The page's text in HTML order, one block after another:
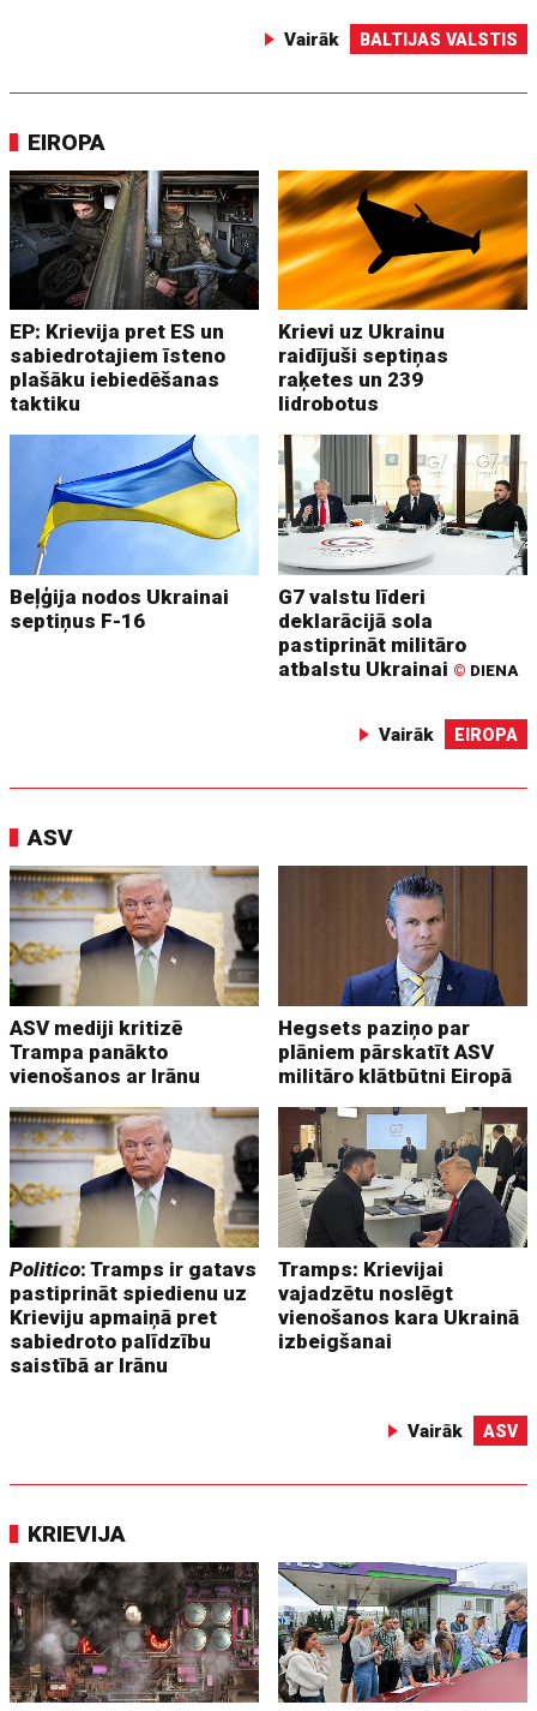
Vairāk BALTIJAS VALSTIS
EIROPA
EP: Krievija pret ES un
sabiedrotajiem īsteno
plašāku iebiedēšanas
taktiku
Krievi uz Ukrainu
raidījuši septiņas
raķetes un 239
lidrobotus
Beļģija nodos Ukrainai
septiņus F-16
G7 valstu līderi
deklarācijā sola
pastiprināt militāro
atbalstu Ukrainai © DIENA
Vairāk EIROPA
ASV
ASV mediji kritizē
Trampa panākto
vienošanos ar Irānu
Hegsets paziņo par
plāniem pārskatīt ASV
militāro klātbūtni Eiropā
Politico: Tramps ir gatavs
pastiprināt spiedienu uz
Krieviju apmaiņā pret
sabiedroto palīdzību
saistībā ar Irānu
Tramps: Krievijai
vajadzētu noslēgt
vienošanos kara Ukrainā
izbeigšanai
Vairāk ASV
KRIEVIJA